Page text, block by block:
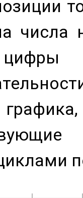
числа